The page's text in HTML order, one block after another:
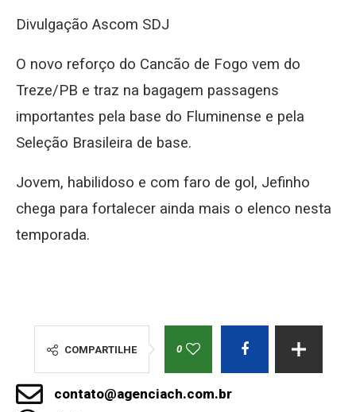
Divulgação Ascom SDJ
O novo reforço do Cancão de Fogo vem do
Treze/PB e traz na bagagem passagens
importantes pela base do Fluminense e pela
Seleção Brasileira de base.
Jovem, habilidoso e com faro de gol, Jefinho
chega para fortalecer ainda mais o elenco nesta
temporada.
COMPARTILHE 0
contato@agenciach.com.br